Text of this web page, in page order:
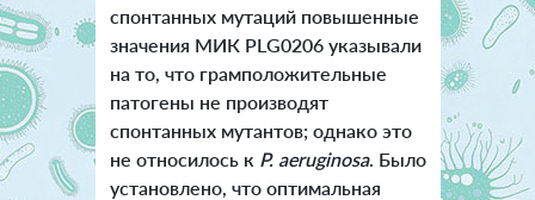
спонтанных мутаций повышенные
значения МИК PLG0206 указывали
на то, что грамположительные
патогены не производят
спонтанных мутантов; однако это
не относилось к P. aeruginosa. Было
установлено, что оптимальная